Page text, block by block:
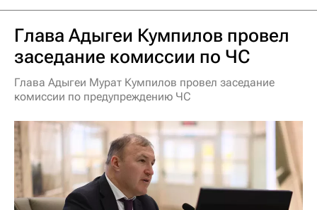
Глава Адыгеи Кумпилов провел
заседание комиссии по ЧС
Глава Адыгеи Мурат Кумпилов провел заседание
комиссии по предупреждению ЧС